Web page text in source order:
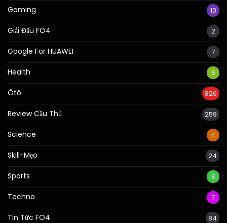
Gaming 10
Giải Đấu FO4 2
Google For HUAWEI 7
Health 6
Ôtô 826
Review Cầu Thủ 259
Science 4
Skill-Mẹo 24
Sports 8
Techno 7
Tin Tức FO4 84